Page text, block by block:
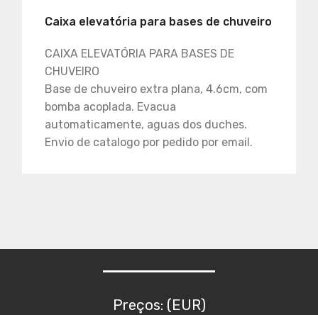
Caixa elevatória para bases de chuveiro
CAIXA ELEVATÓRIA PARA BASES DE
CHUVEIRO
Base de chuveiro extra plana, 4.6cm, com
bomba acoplada. Evacua
automaticamente, aguas dos duches.
Envio de catalogo por pedido por email.
Preços: (EUR)